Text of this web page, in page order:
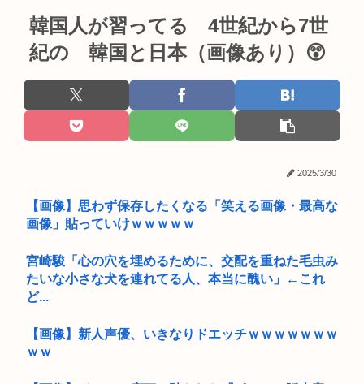
韓国人が習ってる 4世紀から7世
紀の 韓国と日本（画像あり）😲
2025/3/30
【画像】思わず保存したくなる「笑える画像・最高な
画像」貼っていけｗｗｗｗｗ
宮崎駿「心の穴を埋めるために、交配を重ねた毛虫み
たいな小さな犬を連れてる人、本当に醜い」←これ
ど...
【画像】新人声優、いきなりドエッチｗｗｗｗｗｗｗ
ｗｗ